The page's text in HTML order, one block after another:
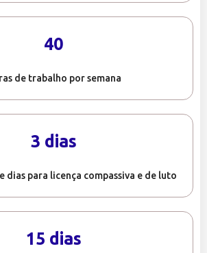
40
de trabalho por semana
3 dias
dias para licença compassiva e de luto
15 dias